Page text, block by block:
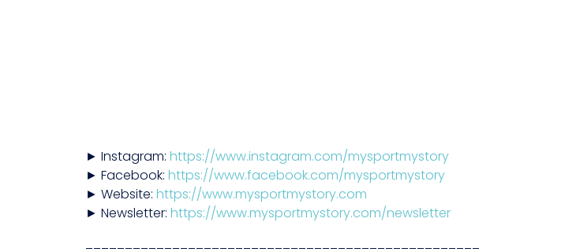
► Instagram: https://www.instagram.com/mysportmystory
► Facebook: https://www.facebook.com/mysportmystory
► Website: https://www.mysportmystory.com
► Newsletter: https://www.mysportmystory.com/newsletter